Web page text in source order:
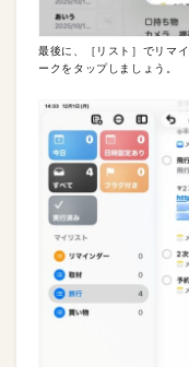
最後に、［リスト］でリマ
ークをタップしましょう。